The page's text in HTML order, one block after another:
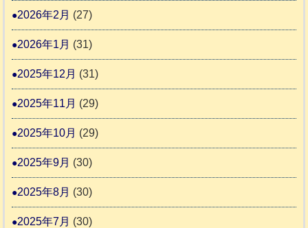
す
推
2026年2月 (27)
2026年1月 (31)
2025年12月 (31)
2025年11月 (29)
2025年10月 (29)
2025年9月 (30)
2025年8月 (30)
2025年7月 (30)